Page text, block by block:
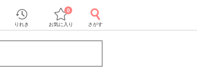
りれき お気に入り
0
さがす